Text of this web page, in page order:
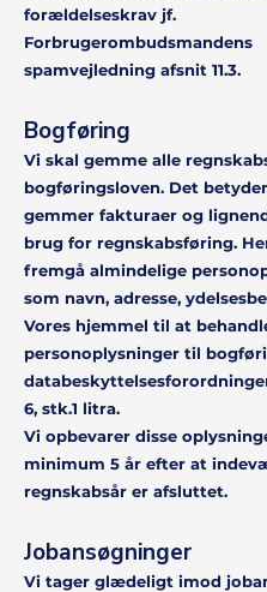
forældelseskrav jf.
Forbrugerombudsmandens
spamvejledning afsnit 11.3.
Bogføring
Vi skal gemme alle
bogføringsloven. Det
gemmer fakturaer og
brug for regnskabsføring.
fremgå almindelige
som navn, adresse,
Vores hjemmel til at
personoplysninger til
6, stk.1 litra.
Vi opbevarer disse
minimum 5 år efter at
regnskabsår er afsluttet.
Jobansøgninger
Vi tager glædeligt imod